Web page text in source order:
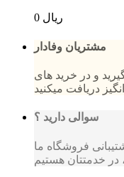
0 ریال
مشتریان وفادار
و در خرید های
دریافت میکنید
سوالی دارید ؟
فروشگاه ما
در خدمتتان هستیم